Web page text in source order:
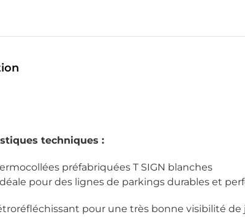
techniques :
préfabriquées T SIGN blanches
pour des lignes de parkings durables et
pour une très bonne visibilité